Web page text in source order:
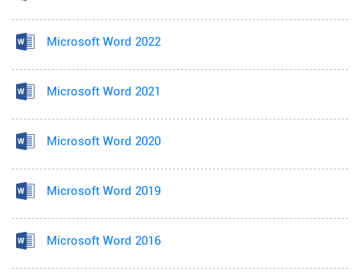
Microsoft Word 2022
Microsoft Word 2021
Microsoft Word 2020
Microsoft Word 2019
Microsoft Word 2016